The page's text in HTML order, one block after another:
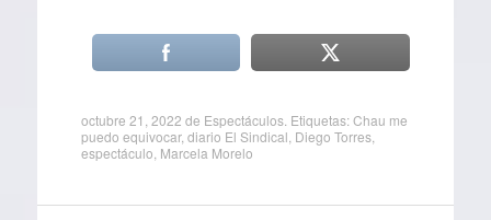
octubre 21, 2022 de Espectáculos. Etiquetas:Chau me
puedo equivocar, diario El Sindical Diego Torres,
espectáculo Marcela Morelo